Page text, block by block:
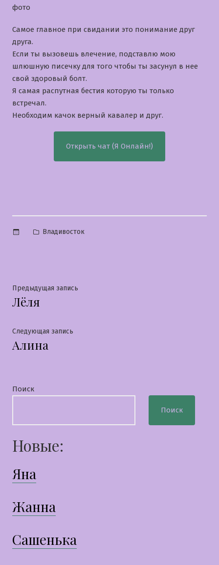
фото
Самое главное при свидании это понимание друг
друга.
Если ты вызовешь влечение, подставлю мою
шлюшную писечку для того чтобы ты засунул в нее
свой здоровый болт.
Я самая распутная бестия которую ты только
встречал.
Необходим качок верный кавалер и друг.
Открыть чат (Я Онлайн!)
Опубликовано
Владивосток
Навигация
по
записям
Предыдущая запись
Лёля
Следующая запись
Алина
Поиск
Поиск
Новые:
Яна
Жанна
Сашенька